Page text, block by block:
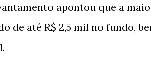
apontou que a
de até R$ 2,5 mil no fundo,